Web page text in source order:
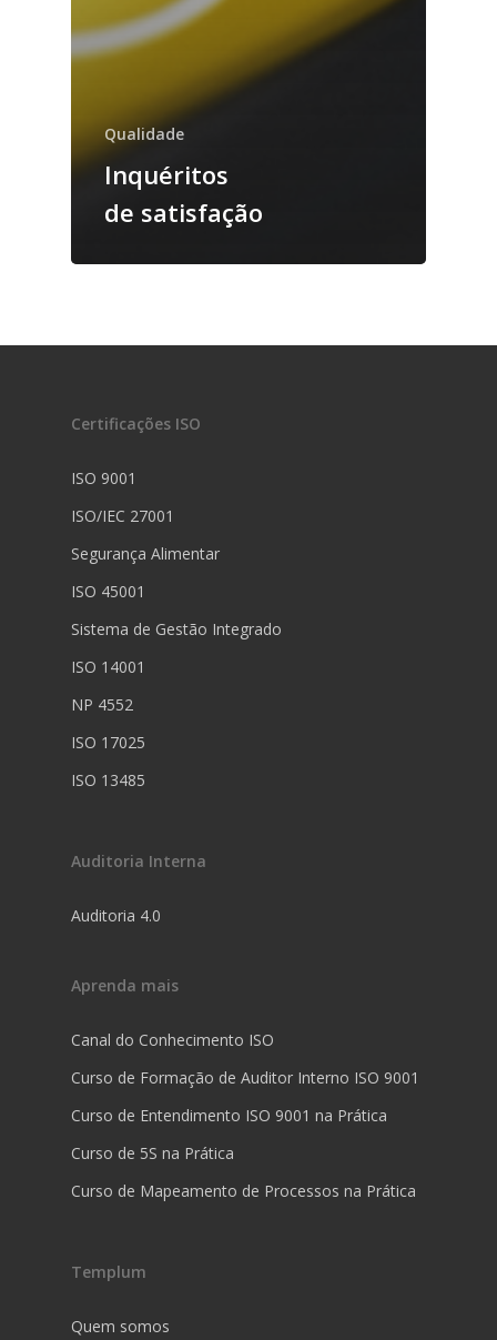
Qualidade
Inquéritos
de satisfação
Certificações ISO
ISO 9001
ISO/IEC 27001
Segurança Alimentar
ISO 45001
Sistema de Gestão Integrado
ISO 14001
NP 4552
ISO 17025
ISO 13485
Auditoria Interna
Auditoria 4.0
Aprenda mais
Canal do Conhecimento ISO
Curso de Formação de Auditor Interno ISO 9001
Curso de Entendimento ISO 9001 na Prática
Curso de 5S na Prática
Curso de Mapeamento de Processos na Prática
Templum
Quem somos